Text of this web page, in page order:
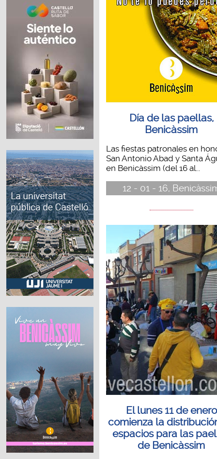
Día de las paellas,
Benicàssim
Las fiestas patronales en
San Antonio Abad y Santa
en Benicàssim (del 16 al...
12 - 01 - 16,
El lunes 11 de enero
comienza la
espacios para las
de Benicàssim